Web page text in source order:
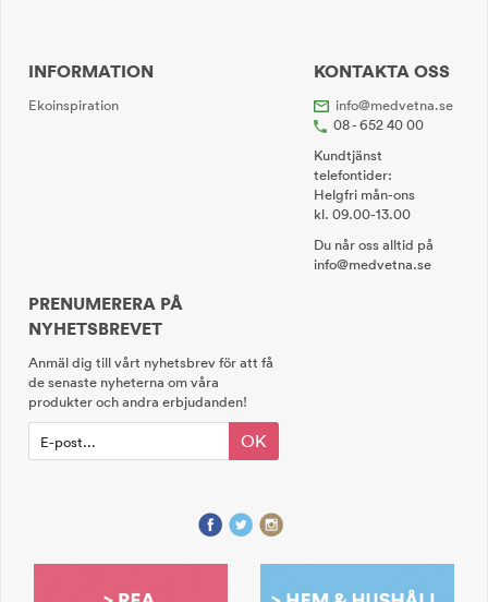
INFORMATION
Ekoinspiration
KONTAKTA OSS
info@medvetna.se
08 - 652 40 00
Kundtjänst
telefontider:
Helgfri mån-ons
kl. 09.00-13.00
Du når oss alltid på
info@medvetna.se
PRENUMERERA PÅ
NYHETSBREVET
Anmäl dig till vårt nyhetsbrev för att få
de senaste nyheterna om våra
produkter och andra erbjudanden!
OK